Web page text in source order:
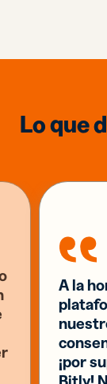
Lo que
A la
¡por